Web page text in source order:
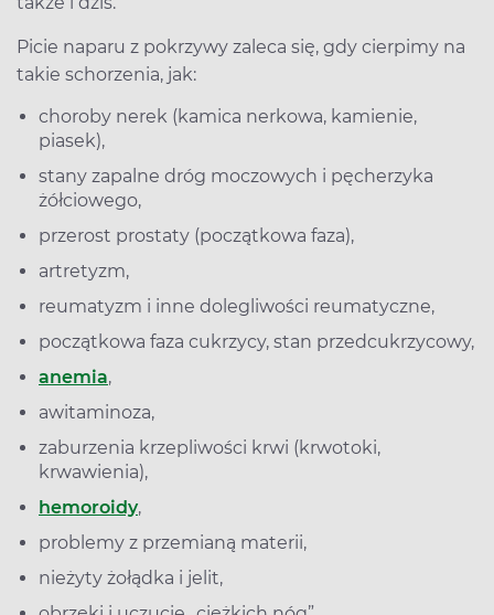
Picie naparu z pokrzywy zaleca się, gdy cierpimy na
takie schorzenia, jak:
choroby nerek (kamica nerkowa, kamienie,
piasek),
stany zapalne dróg moczowych i pęcherzyka
żółciowego,
przerost prostaty (początkowa faza),
artretyzm,
reumatyzm i inne dolegliwości reumatyczne,
początkowa faza cukrzycy, stan przedcukrzycowy,
anemia,
awitaminoza,
zaburzenia krzepliwości krwi (krwotoki,
krwawienia),
hemoroidy,
problemy z przemianą materii,
nieżyty żołądka i jelit,